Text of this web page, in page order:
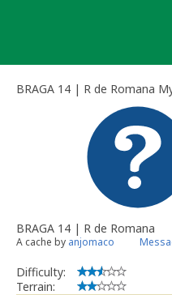
BRAGA 14 | R de Romana
BRAGA 14 | R de Romana
A cache by anjomaco
Difficulty:
Terrain: